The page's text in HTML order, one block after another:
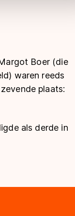
Boer (die
waren reeds
plaats:
als derde in